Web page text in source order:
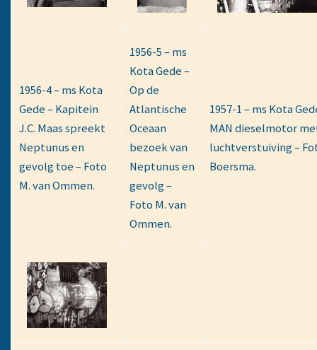
1956-4 – ms Kota
Gede – Kapitein
J.C. Maas spreekt
Neptunus en
gevolg toe – Foto
M. van Ommen.
1956-5 – ms
Kota Gede –
Op de
Atlantische
Oceaan
bezoek van
Neptunus en
gevolg –
Foto M. van
Ommen.
1957-1 – ms Kota
MAN dieselmotor
luchtverstuiving –
Boersma.